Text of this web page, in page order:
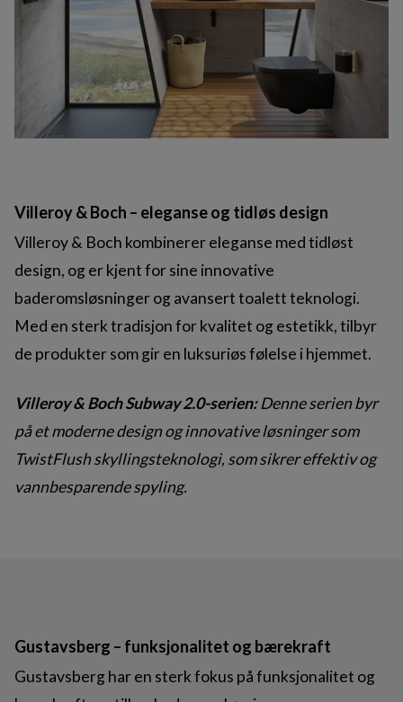
Villeroy & Boch – eleganse og tidløs design
Villeroy & Boch kombinerer eleganse med tidløst
design, og er kjent for sine innovative
baderomsløsninger og avansert toalett teknologi.
Med en sterk tradisjon for kvalitet og estetikk, tilbyr
de produkter som gir en luksuriøs følelse i hjemmet.
Villeroy & Boch Subway 2.0-serien:Denne serien byr
på et moderne design og innovative løsninger som
TwistFlush skyllingsteknologi, som sikrer effektiv og
vannbesparende spyling.
Gustavsberg – funksjonalitet og bærekraft
Gustavsberg har en sterk fokus på funksjonalitet og